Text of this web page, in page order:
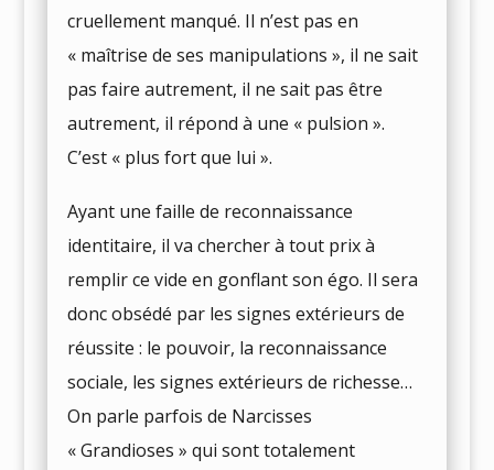
cruellement manqué. Il n’est pas en
« maîtrise de ses manipulations », il ne sait
pas faire autrement, il ne sait pas être
autrement, il répond à une « pulsion ».
C’est « plus fort que lui ».
Ayant une faille de reconnaissance
identitaire, il va chercher à tout prix à
remplir ce vide en gonflant son égo. Il sera
donc obsédé par les signes extérieurs de
réussite : le pouvoir, la reconnaissance
sociale, les signes extérieurs de richesse…
On parle parfois de Narcisses
« Grandioses » qui sont totalement